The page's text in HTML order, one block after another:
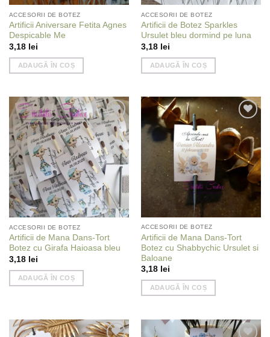
ACCESORII DE BOTEZ
Artificii Aniversare Fetita Agnes
Despicable Me
3,18 lei
ADAUGĂ ÎN COȘ
ACCESORII DE BOTEZ
Artificii de Botez Sparkles
Ursulet bleu dormind pe luna
3,18 lei
ADAUGĂ ÎN COȘ
Add to
wishlist
ACCESORII DE BOTEZ
Artificii de Mana Dans-Tort
Botez cu Girafa Haioasa bleu
3,18 lei
ADAUGĂ ÎN COȘ
Add to
wishlist
ACCESORII DE BOTEZ
Artificii de Mana Dans-Tort
Botez cu Shabbychic Ursulet si
Baloane
3,18 lei
ADAUGĂ ÎN COȘ